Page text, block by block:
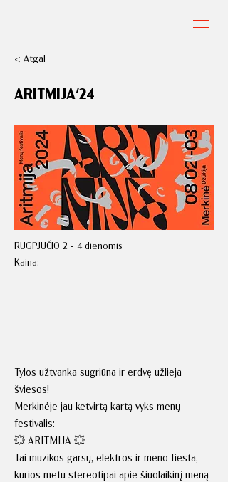
< Atgal
ARITMIJA'24
RUGPJŪČIO 2 - 4 dienomis
Kaina:
Tylos užtvanka sugriūna ir erdvę užlieja
šviesos!
Merkinėje jau ketvirtą kartą vyks menų
festivalis:
💥 ARITMIJA 💥
Tai muzikos garsų, elektros ir meno fiesta,
kurios metu stereotipai apie šiuolaikinį meną